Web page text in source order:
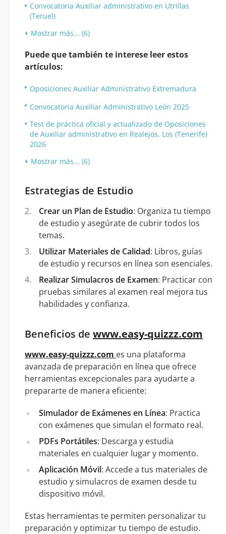
Convocatoria Auxiliar administrativo en Utrillas
(Teruel)
Mostrar más... (6)
Puede que también te interese leer estos
artículos:
Oposiciones Auxiliar Administrativo Extremadura
Convocatoria Auxiliar Administrativo León 2025
Test de práctica oficial y actualizado de Oposiciones
de Auxiliar administrativo en Realejos, Los (Tenerife)
2026
Mostrar más... (6)
Estrategias de Estudio
Crear un Plan de Estudio: Organiza tu tiempo
de estudio y asegúrate de cubrir todos los
temas.
Utilizar Materiales de Calidad: Libros, guías
de estudio y recursos en línea son esenciales.
Realizar Simulacros de Examen: Practicar con
pruebas similares al examen real mejora tus
habilidades y confianza.
Beneficios de www.easy-quizzz.com
www.easy-quizzz.com es una plataforma
avanzada de preparación en línea que ofrece
herramientas excepcionales para ayudarte a
prepararte de manera eficiente:
Simulador de Exámenes en Línea: Practica
con exámenes que simulan el formato real.
PDFs Portátiles: Descarga y estudia
materiales en cualquier lugar y momento.
Aplicación Móvil: Accede a tus materiales de
estudio y simulacros de examen desde tu
dispositivo móvil.
Estas herramientas te permiten personalizar tu
preparación y optimizar tu tiempo de estudio.